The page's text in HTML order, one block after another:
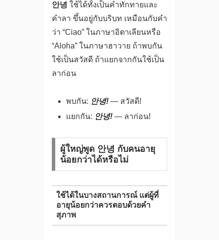
안녕 ใช้ได้ทั้งเป็นคำทักทายและ
คำลา ขึ้นอยู่กับบริบท เหมือนกับคำ
ว่า “Ciao” ในภาษาอิตาเลียนหรือ
“Aloha” ในภาษาฮาวาย ถ้าพบกัน
ใช้เป็นสวัสดี ถ้าแยกจากกันใช้เป็น
ลาก่อน
พบกัน: 안녕!— สวัสดี!
แยกกัน: 안녕!— ลาก่อน!
ผู้ใหญ่พูด 안녕 กับคนอายุ
น้อยกว่าได้หรือไม่
ใช้ได้ในบางสถานการณ์ แต่ผู้ที่
อายุน้อยกว่าควรตอบด้วยคำ
สุภาพ